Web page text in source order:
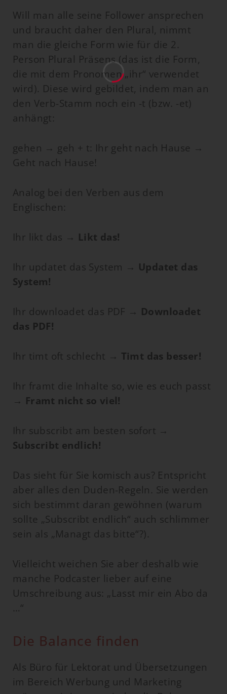
Will man alle seine Follower ansprechen
und braucht daher den Plural, nimmt
man die gleiche Form wie für die 2.
Person Plural Präsens (das ist die Form,
die mit dem Pronomen „ihr“ verwendet
wird). Diese wird gebildet, indem man an
den Verb-Stamm noch ein -t (bzw. -et)
anhängt:
gehen → geh + t: Ihr geht nach Hause →
Geht nach Hause!
Analog bei den Verben aus dem
Englischen:
Ihr likt das → Likt das!
Ihr updatet das System → Updatet das
System!
Ihr downloadet das PDF → Downloadet
das PDF!
Ihr timt oft schlecht → Timt das besser!
Ihr framt die Inhalte so, wie es euch passt
→ Framt nicht so viel!
Ihr subscribt am besten sofort →
Subscribt endlich!
Das sieht für Sie komisch aus? Entspricht
aber alles den Duden-Regeln. Sie werden
sich bestimmt daran gewöhnen (warum
sollte „Subscribt endlich“ auch schlimmer
sein als „Managt das bitte“?).
Vielleicht weichen Sie aber deshalb wie
manche Podcaster lieber auf eine
Umschreibung aus: „Lasst mir ein Abo da
…“
Die Balance finden
Als Büro für Lektorat und Übersetzungen
im Bereich Werbung und Marketing